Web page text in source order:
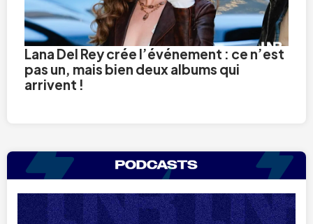
Lana Del Rey crée l’événement : ce n’est
pas un, mais bien deux albums qui
arrivent !